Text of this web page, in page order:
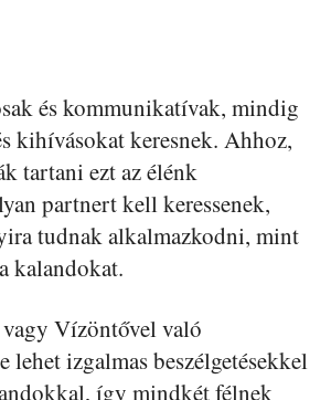
és kommunikatívak, mindig
kihívásokat keresnek. Ahhoz,
tartani ezt az élénk
partnert kell keressenek,
tudnak alkalmazkodni, mint
kalandokat.
Vízöntővel való
lehet izgalmas beszélgetésekkel
így mindkét félnek